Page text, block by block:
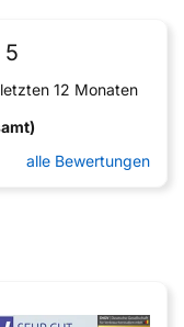
5
12 Monaten
alle Bewertungen